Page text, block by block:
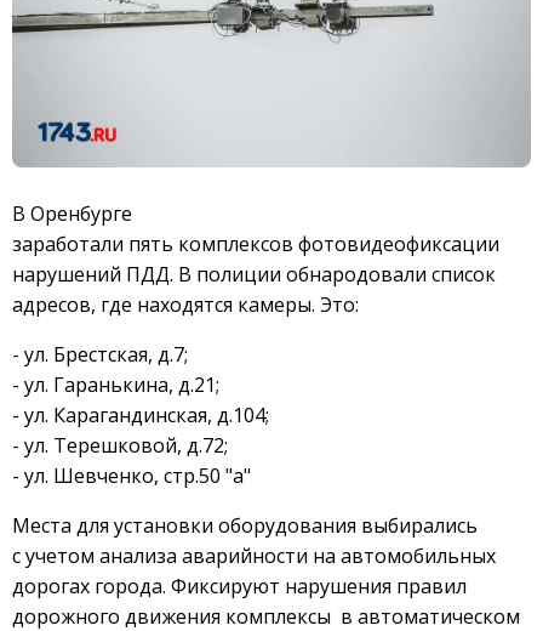
В Оренбурге
заработали пять комплексов фотовидеофиксации
нарушений ПДД. В полиции обнародовали список
адресов, где находятся камеры. Это:
- ул. Брестская, д.7;
- ул. Гаранькина, д.21;
- ул. Карагандинская, д.104;
- ул. Терешковой, д.72;
- ул. Шевченко, стр.50 "а"
Места для установки оборудования выбирались
с учетом анализа аварийности на автомобильных
дорогах города. Фиксируют нарушения правил
дорожного движения комплексы в автоматическом